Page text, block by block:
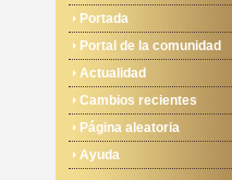
Portada
Portal de la comunidad
Actualidad
Cambios recientes
Página aleatoria
Ayuda